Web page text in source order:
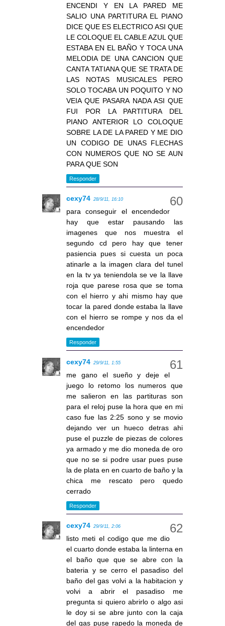
ENCENDI Y EN LA PARED ME
SALIO UNA PARTITURA EL PIANO
DICE QUE ES ELECTRICO ASI QUE
LE COLOQUE EL CABLE AZUL QUE
ESTABA EN EL BAÑO Y TOCA UNA
MELODIA DE UNA CANCION QUE
CANTA TATIANA QUE SE TRATA DE
LAS NOTAS MUSICALES PERO
SOLO TOCABA UN POQUITO Y NO
VEIA QUE PASARA NADA ASI QUE
FUI POR LA PARTITURA DEL
PIANO ANTERIOR LO COLOQUE
SOBRE LA DE LA PARED Y ME DIO
UN CODIGO DE UNAS FLECHAS
CON NUMEROS QUE NO SE AUN
PARA QUE SON
Responder
cexy74 28/9/11, 16:10
para conseguir el encendedor
hay que estar pausando las
imagenes que nos muestra el
segundo cd pero hay que tener
pasiencia pues si cuesta un poca
atinarle a la imagen clara del tunel
en la tv ya teniendola se ve la llave
roja que parese rosa que se toma
con el hierro y ahi mismo hay que
tocar la pared donde estaba la llave
con el hierro se rompe y nos da el
encendedor
Responder
cexy74 29/9/11, 1:55
me gano el sueño y deje el
juego lo retomo los numeros que
me salieron en las partituras son
para el reloj puse la hora que en mi
caso fue las 2:25 sono y se movio
dejando ver un hueco detras ahi
puse el puzzle de piezas de colores
ya armado y me dio moneda de oro
que no se si podre usar pues puse
la de plata en en cuarto de baño y la
chica me rescato pero quedo
cerrado
Responder
cexy74 29/9/11, 2:06
listo meti el codigo que me dio
el cuarto donde estaba la linterna en
el baño que que se abre con la
bateria y se cerro el pasadiso del
baño del gas volvi a la habitacion y
volvi a abrir el pasadiso me
pregunta si quiero abrirlo o algo asi
le doy si se abre junto con la caja
del gas puse rapedo la moneda de